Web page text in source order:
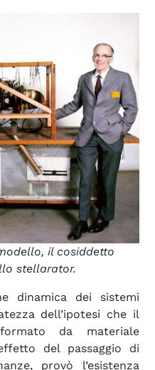
il cosiddetto
stellarator.
dinamica dei sistemi
dell’ipotesi che il
da materiale
del passaggio di
provò l’esistenza